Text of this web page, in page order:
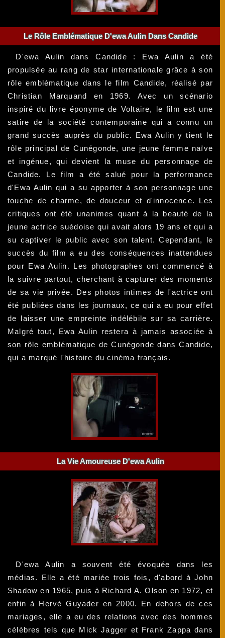
Le Rôle Emblématique D'ewa Aulin Dans Candide
D'ewa Aulin dans Candide : Ewa Aulin a été
propulsée au rang de star internationale grâce à son
rôle emblématique dans le film Candide, réalisé par
Christian Marquand en 1969. Avec un scénario
inspiré du livre éponyme de Voltaire, le film est une
satire de la société contemporaine qui a connu un
grand succès auprès du public. Ewa Aulin y tient le
rôle principal de Cunégonde, une jeune femme naïve
et ingénue, qui devient la muse du personnage de
Candide. Le film a été salué pour la performance
d'Ewa Aulin qui a su apporter à son personnage une
touche de charme, de douceur et d'innocence. Les
critiques ont été unanimes quant à la beauté de la
jeune actrice suédoise qui avait alors 19 ans et qui a
su captiver le public avec son talent. Cependant, le
succès du film a eu des conséquences inattendues
pour Ewa Aulin. Les photographes ont commencé à
la suivre partout, cherchant à capturer des moments
de sa vie privée. Des photos intimes de l'actrice ont
été publiées dans les journaux, ce qui a eu pour effet
de laisser une empreinte indélébile sur sa carrière.
Malgré tout, Ewa Aulin restera à jamais associée à
son rôle emblématique de Cunégonde dans Candide,
qui a marqué l'histoire du cinéma français.
La Vie Amoureuse D'ewa Aulin
D'ewa Aulin a souvent été évoquée dans les
médias. Elle a été mariée trois fois, d'abord à John
Shadow en 1965, puis à Richard A. Olson en 1972, et
enfin à Hervé Guyader en 2000. En dehors de ces
mariages, elle a eu des relations avec des hommes
célèbres tels que Mick Jagger et Frank Zappa dans